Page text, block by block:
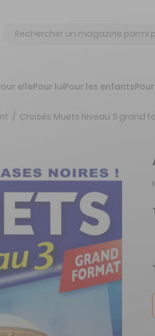
Chercher
ellePour luiPour les enfants
Croisés Muets Niveau 3 grand